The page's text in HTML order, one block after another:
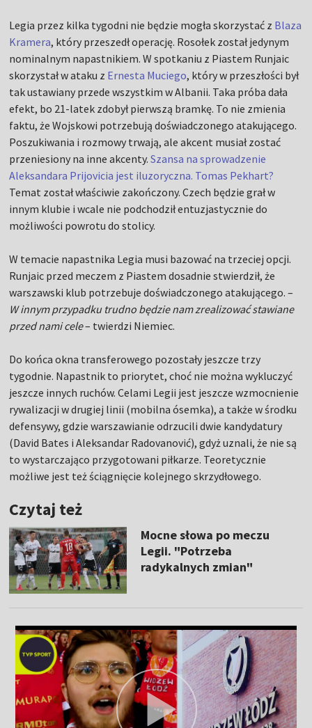
Legia przez kilka tygodni nie będzie mogła skorzystać z Blaza
Kramera, który przeszedł operację. Rosołek został jedynym
nominalnym napastnikiem. W spotkaniu z Piastem Runjaic
skorzystał w ataku z Ernesta Muciego, który w przeszłości był
tak ustawiany przede wszystkim w Albanii. Taka próba dała
efekt, bo 21-latek zdobył pierwszą bramkę. To nie zmienia
faktu, że Wojskowi potrzebują doświadczonego atakującego.
Poszukiwania i rozmowy trwają, ale akcent musiał zostać
przeniesiony na inne akcenty.Szansa na sprowadzenie
Aleksandara Prijovicia jest iluzoryczna. Tomas Pekhart?
Temat został właściwie zakończony. Czech będzie grał w
innym klubie i wcale nie podchodził entuzjastycznie do
możliwości powrotu do stolicy.
W temacie napastnika Legia musi bazować na trzeciej opcji.
Runjaic przed meczem z Piastem dosadnie stwierdził, że
warszawski klub potrzebuje doświadczonego atakującego. –
W innym przypadku trudno będzie nam zrealizować stawiane
przed nami cele– twierdzi Niemiec.
Do końca okna transferowego pozostały jeszcze trzy
tygodnie. Napastnik to priorytet, choć nie można wykluczyć
jeszcze innych ruchów. Celami Legii jest jeszcze wzmocnienie
rywalizacji w drugiej linii (mobilna ósemka), a także w środku
defensywy, gdzie warszawianie odrzucili dwie kandydatury
(David Bates i Aleksandar Radovanović), gdyż uznali, że nie są
to wystarczająco przygotowani piłkarze. Teoretycznie
możliwe jest też ściągnięcie kolejnego skrzydłowego.
Czytaj też
Mocne słowa po meczu
Legii. "Potrzeba
radykalnych zmian"